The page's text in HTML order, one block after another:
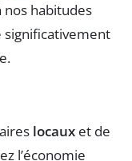
habitudes
significativement
locaux et de
l’économie